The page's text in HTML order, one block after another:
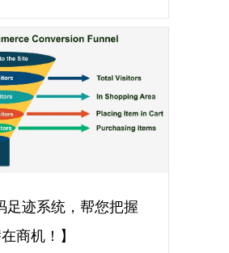
足迹系统，帮您把握
商机！】